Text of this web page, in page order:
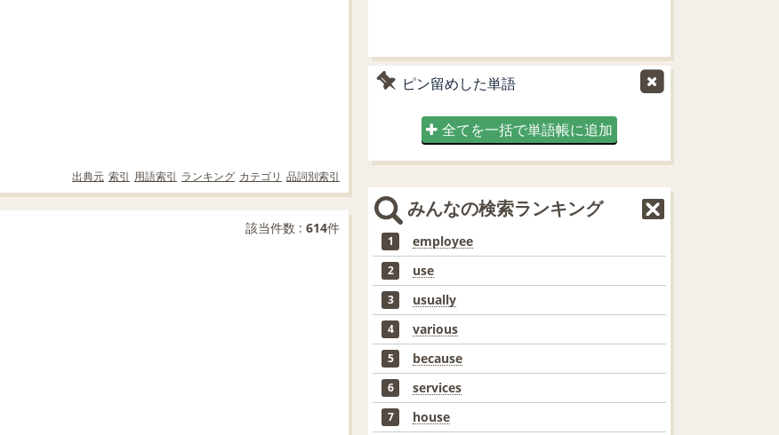
出典元 索引 用語索引 ランキング カテゴリ 品詞別索引
該当件数 : 614件
ピン留めした単語
全てを一括で単語帳に追加
みんなの検索ランキング
1 employee
2 use
3 usually
4 various
5 because
6 services
7 house